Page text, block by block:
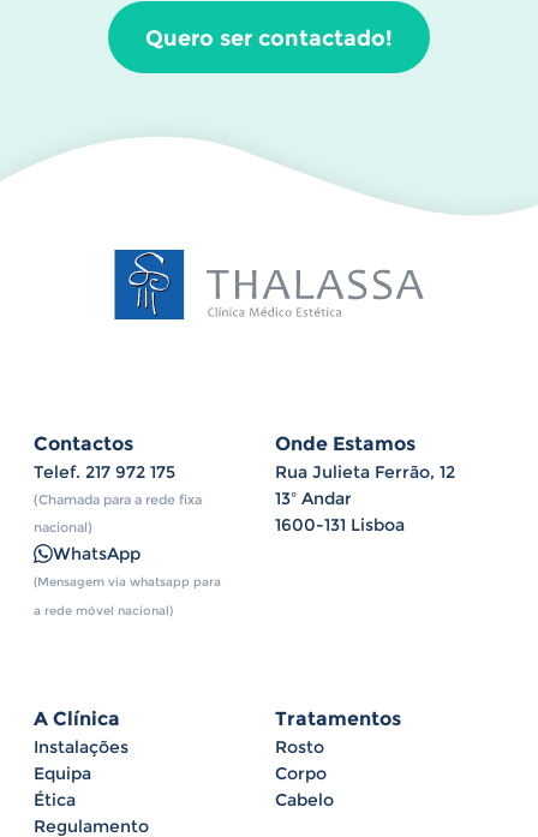
Quero ser contactado!
Contactos
Telef. 217 972 175
(Chamada para a rede fixa
nacional)
WhatsApp
(Mensagem via whatsapp para
a rede móvel nacional)
Onde Estamos
Rua Julieta Ferrão, 12
13º Andar
1600-131 Lisboa
A Clínica
Instalações
Equipa
Ética
Regulamento
Tratamentos
Rosto
Corpo
Cabelo